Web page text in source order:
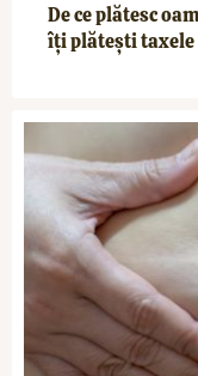
De ce plătesc
îți plătești taxele